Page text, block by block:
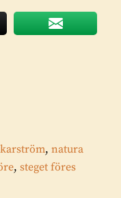
, natura
, steget föres